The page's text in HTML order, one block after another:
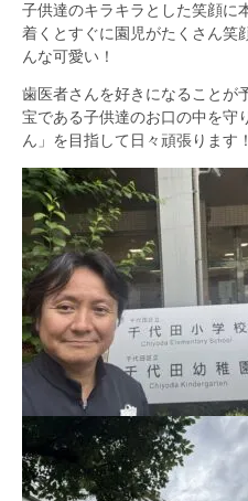
子供達のキラキラとした笑顔に
着くとすぐに園児がたくさん
んな可愛い！
歯医者さんを好きになることが
宝である子供達のお口の中を守
ん」を目指して日々頑張ります！